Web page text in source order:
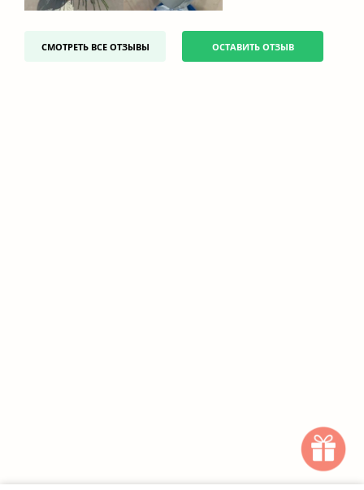
СМОТРЕТЬ ВСЕ ОТЗЫВЫ ОСТАВИТЬ ОТЗЫВ